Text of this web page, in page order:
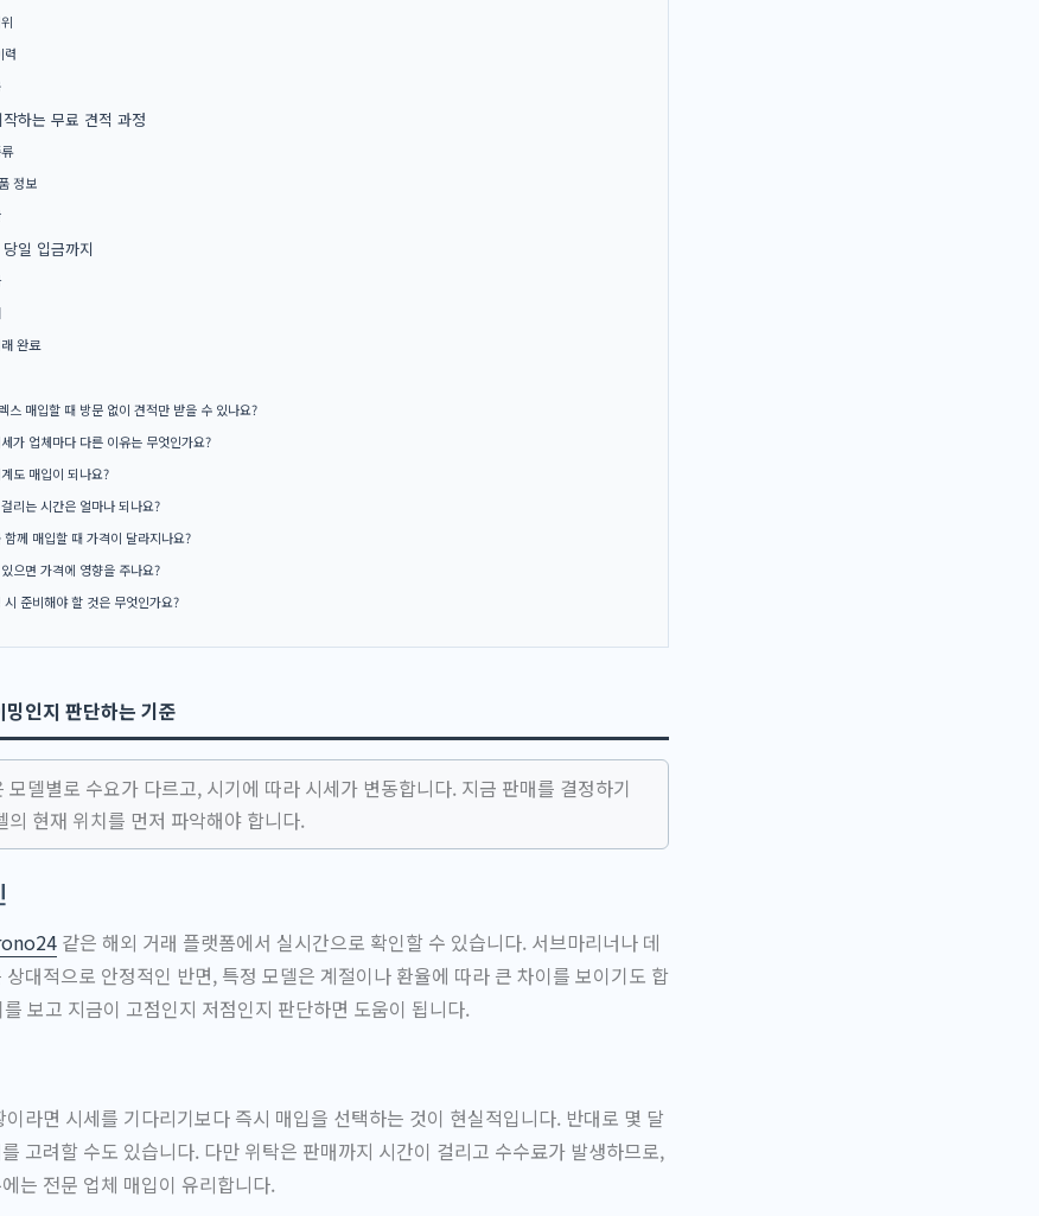
력
하는 무료 견적 과정
정보
일 입금까지
완료
스 매입할 때 방문 없이 견적만 받을 수 있나요?
가 업체마다 다른 이유는 무엇인가요?
도 매입이 되나요?
리는 시간은 얼마나 되나요?
함께 매입할 때 가격이 달라지나요?
으면 가격에 영향을 주나요?
시 준비해야 할 것은 무엇인가요?
인지 판단하는 기준
모델별로 수요가 다르고, 시기에 따라 시세가 변동합니다. 지금 판매를 결정하기
의 현재 위치를 먼저 파악해야 합니다.
같은 해외 거래 플랫폼에서 실시간으로 확인할 수 있습니다. 서브마리너나 데
대적으로 안정적인 반면, 특정 모델은 계절이나 환율에 따라 큰 차이를 보이기도 합
보고 지금이 고점인지 저점인지 판단하면 도움이 됩니다.
라면 시세를 기다리기보다 즉시 매입을 선택하는 것이 현실적입니다. 반대로 몇 달
고려할 수도 있습니다. 다만 위탁은 판매까지 시간이 걸리고 수수료가 발생하므로,
는 전문 업체 매입이 유리합니다.